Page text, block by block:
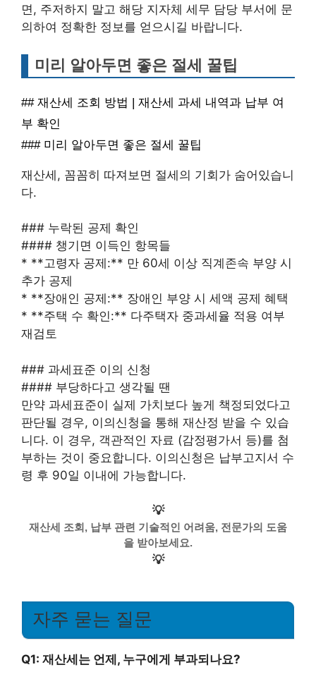
면, 주저하지 말고 해당 지자체 세무 담당 부서에 문
의하여 정확한 정보를 얻으시길 바랍니다.
미리 알아두면 좋은 절세 꿀팁
## 재산세 조회 방법 | 재산세 과세 내역과 납부 여
부 확인
### 미리 알아두면 좋은 절세 꿀팁
재산세, 꼼꼼히 따져보면 절세의 기회가 숨어있습니
다.
### 누락된 공제 확인
#### 챙기면 이득인 항목들
* **고령자 공제:** 만 60세 이상 직계존속 부양 시
추가 공제
* **장애인 공제:** 장애인 부양 시 세액 공제 혜택
* **주택 수 확인:** 다주택자 중과세율 적용 여부
재검토
### 과세표준 이의 신청
#### 부당하다고 생각될 땐
만약 과세표준이 실제 가치보다 높게 책정되었다고
판단될 경우, 이의신청을 통해 재산정 받을 수 있습
니다. 이 경우, 객관적인 자료 (감정평가서 등)를 첨
부하는 것이 중요합니다. 이의신청은 납부고지서 수
령 후 90일 이내에 가능합니다.
💡
재산세 조회, 납부 관련 기술적인 어려움, 전문가의 도움
을 받아보세요.
💡
자주 묻는 질문
Q1: 재산세는 언제, 누구에게 부과되나요?